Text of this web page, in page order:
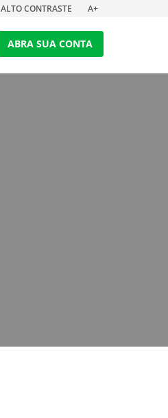
ALTO CONTRASTE A+
ABRA SUA CONTA